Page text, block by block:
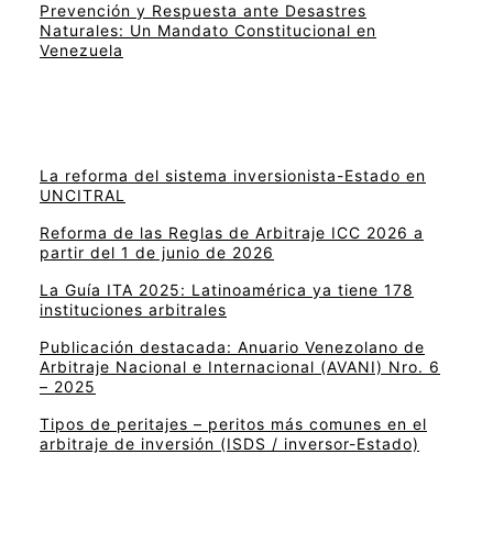
Prevención y Respuesta ante Desastres
Naturales: Un Mandato Constitucional en
Venezuela
La reforma del sistema inversionista-Estado en
UNCITRAL
Reforma de las Reglas de Arbitraje ICC 2026 a
partir del 1 de junio de 2026
La Guía ITA 2025: Latinoamérica ya tiene 178
instituciones arbitrales
Publicación destacada: Anuario Venezolano de
Arbitraje Nacional e Internacional (AVANI) Nro. 6
– 2025
Tipos de peritajes – peritos más comunes en el
arbitraje de inversión (ISDS / inversor-Estado)